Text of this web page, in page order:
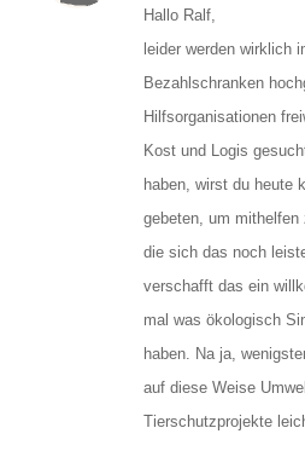
Hallo Ralf,
leider werden wirklich
Bezahlschranken
Hilfsorganisationen
Kost und Logis
haben, wirst du heute
gebeten, um mithelfen
die sich das noch
verschafft das ein
mal was ökologisch
haben. Na ja,
auf diese Weise
Tierschutzprojekte